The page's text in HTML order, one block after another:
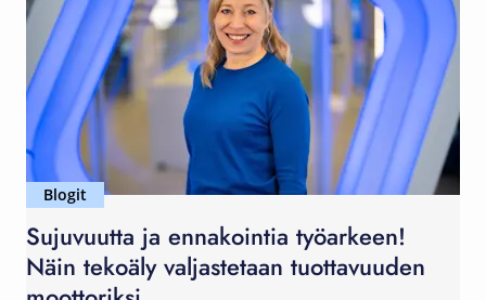
Blogit
Sujuvuutta ja ennakointia työarkeen!
Näin tekoäly valjastetaan tuottavuuden